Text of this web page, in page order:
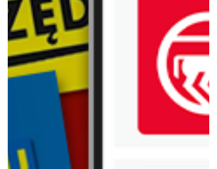
aktualna
Prim Market
Witaj szkoło!
od dziś
Soplica - odkryj smaki lata w Lidlu
WIĘCEJ GAZETEK PRIM